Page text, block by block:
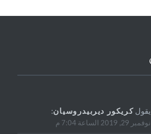
يقول كريكور ديربيدروسيان:
نوفمبر 29, 2019 الساعة 7:04 م